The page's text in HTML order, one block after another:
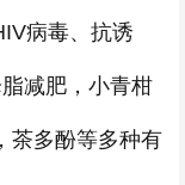
病毒、抗诱
减肥，小青柑
茶多酚等多种有